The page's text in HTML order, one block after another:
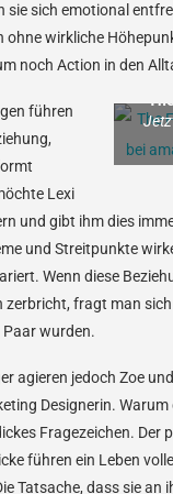
sie sich emotional
ohne wirkliche
noch Action in den
führen
Lexi
und gibt ihm dies
und Streitpunkte
Wenn diese
zerbricht, fragt man
wurden.
agieren jedoch Zoe
Designerin. Warum
Fragezeichen. Der
führen ein Leben
Tatsache, dass sie an